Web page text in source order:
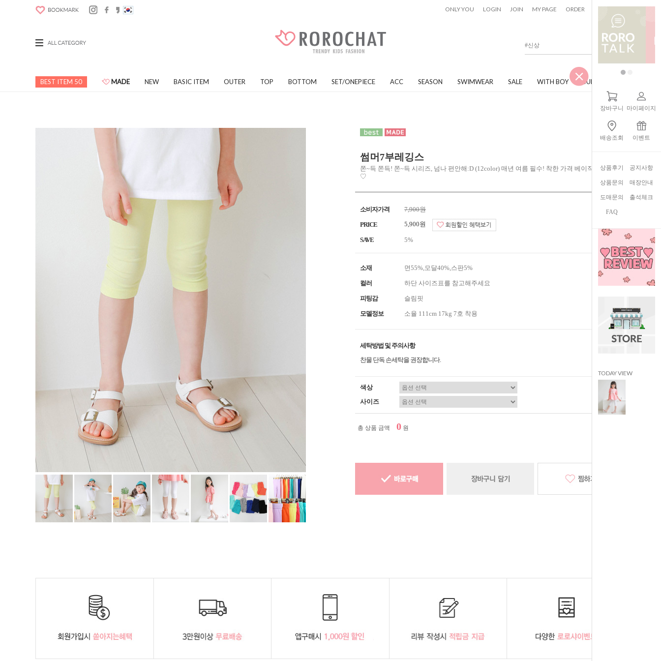
ONLY YOU LOGIN JOIN MY PAGE ORDER CART 0
BEST ITEM 50 MADE NEW BASIC ITEM OUTER TOP BOTTOM SET/ONEPIECE ACC SEASON SWIMWEAR SALE WITH BOY JUNIOR
장바구니 마이페이지
배송조회 이벤트
상품후기 공지사항
상품문의 매장안내
도매문의 출석체크
FAQ
TODAY VIEW
썸머7부레깅스
쫀~득 쫀득! 쫀~득 시리즈, 넘나 편안해:D (12color) 매년 여름 필수! 착한 가격 베이직 아이템
♡
소비자가격 7,900원
PRICE 5,900원
SAVE 5%
소재 면55%,모달40%,스판5%
컬러 하단 사이즈표를 참고해주세요
피팅감 슬림핏
모델정보 소율 111cm 17kg 7호 착용
세탁방법 및 주의사항
찬물 단독 손세탁을 권장합니다.
색상
사이즈
총 상품 금액 0 원